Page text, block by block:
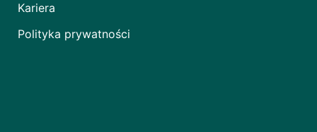
Kariera
Polityka prywatności